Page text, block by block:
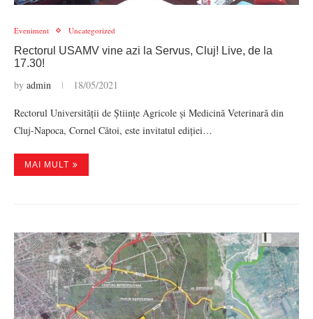
Eveniment Uncategorized
Rectorul USAMV vine azi la Servus, Cluj! Live, de la
17.30!
by admin 18/05/2021
Rectorul Universității de Științe Agricole și Medicină Veterinară din
Cluj-Napoca, Cornel Cătoi, este invitatul ediției…
MAI MULT